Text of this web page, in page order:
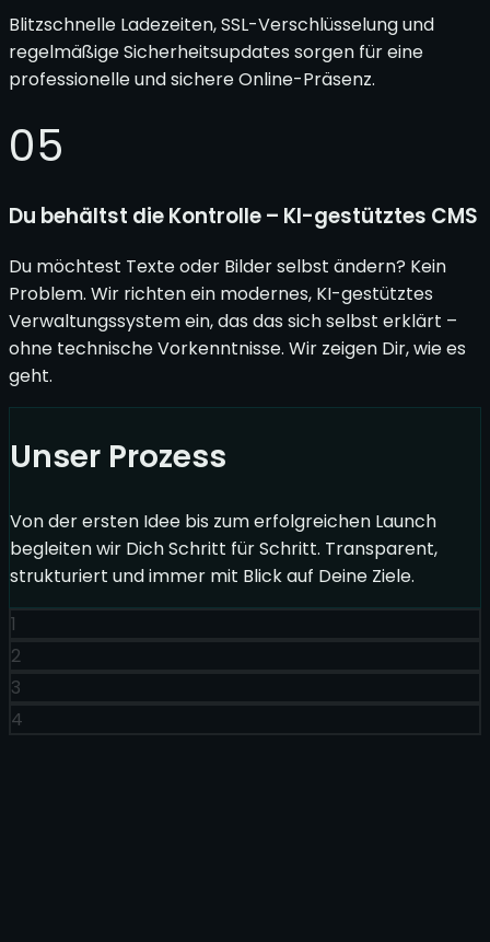
Blitzschnelle Ladezeiten, SSL-Verschlüsselung und
regelmäßige Sicherheitsupdates sorgen für eine
professionelle und sichere Online-Präsenz.
05
Du behältst die Kontrolle – KI-gestütztes CMS
Du möchtest Texte oder Bilder selbst ändern? Kein
Problem. Wir richten ein modernes, KI-gestütztes
Verwaltungssystem ein, das das sich selbst erklärt –
ohne technische Vorkenntnisse. Wir zeigen Dir, wie es
geht.
Unser Prozess
Von der ersten Idee bis zum erfolgreichen Launch
begleiten wir Dich Schritt für Schritt. Transparent,
strukturiert und immer mit Blick auf Deine Ziele.
1
2
3
4